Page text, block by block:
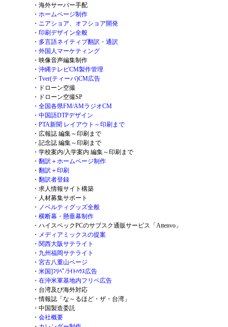
・ 海外サーバー手配
・ ホームページ制作
・ ニアショア、オフショア開発
・ 印刷デザイン全般
・ 多言語ネイティブ翻訳・通訳
・ 外国人マーケティング
・ 映像音声編集制作
・ 沖縄テレビCM製作管理
・ Tver(ティーバ)CM広告
・
ドローン空撮
・
ドローン空撮SP
・ 全国各県FM/AMラジオCM
・ 中国語DTPデザイン
・ PTA新聞 レイアウト～印刷まで
・ 広報誌 編集～印刷まで
・ 記念誌 編集～印刷まで
・ 学校案内/入学案内 編集～印刷まで
・ 翻訳＋ホームページ制作
・ 翻訳＋印刷
・ 翻訳者登録
・ 求人情報サイト構築
・ 人材募集サポート
・
ノベルティグッズ全般
・ 横断幕・懸垂幕制作
・ ハイスペックPCのサブスク通販サービス「Attenvo」
・ メディアミックスの提案
・ 関西大阪サテライト
・ 九州福岡サテライト
・ 宮古八重山ページ
・ 米国]ﾌﾘﾍﾟ/ﾗｲﾄﾊｳｽ広告
・ 在沖米軍基地内フリペ広告
・ 台湾及び海外対応
・情報誌「な～るほど・ザ・台湾」
・ 中国製造委託
・ 会社概要